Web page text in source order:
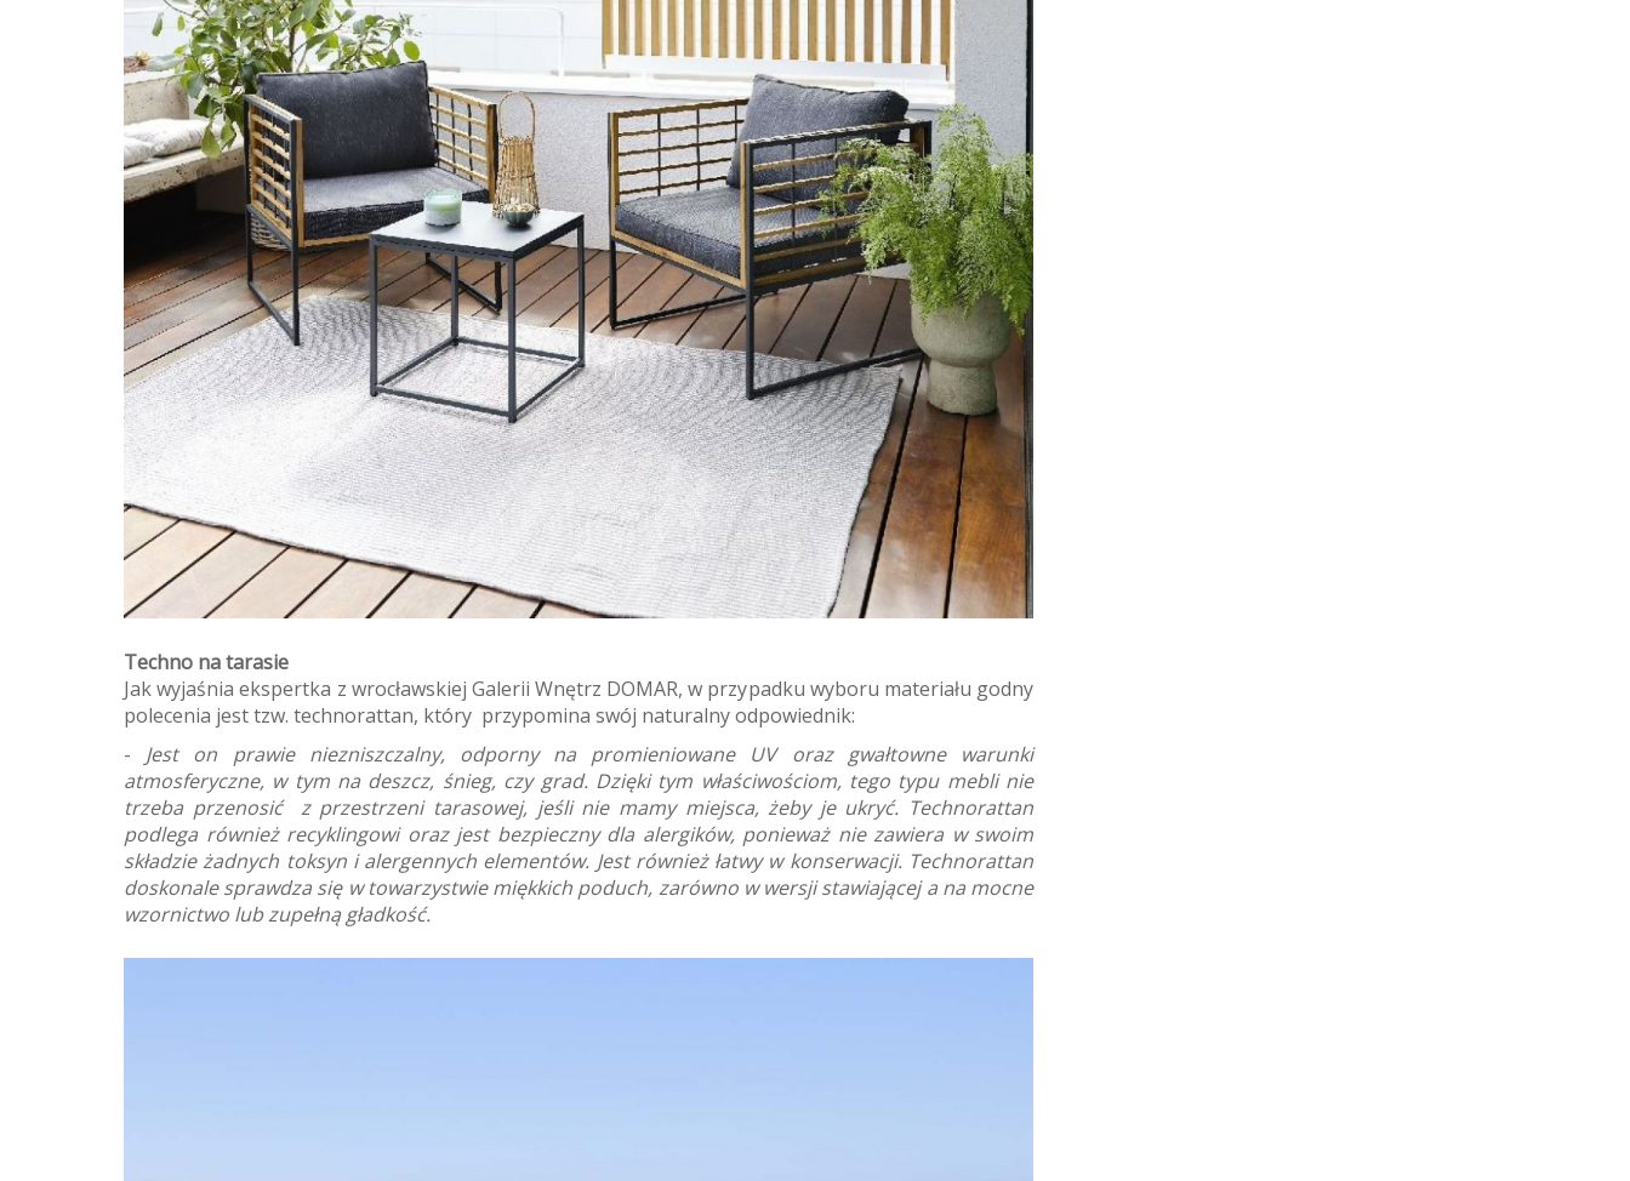
Techno na tarasie
Jak wyjaśnia ekspertka z wrocławskiej Galerii Wnętrz DOMAR, w przypadku wyboru materiału godny
polecenia jest tzw. technorattan, który przypomina swój naturalny odpowiednik:
- Jest on prawie niezniszczalny, odporny na promieniowane UV oraz gwałtowne warunki
atmosferyczne, w tym na deszcz, śnieg, czy grad. Dzięki tym właściwościom, tego typu mebli nie
trzeba przenosić z przestrzeni tarasowej, jeśli nie mamy miejsca, żeby je ukryć. Technorattan
podlega również recyklingowi oraz jest bezpieczny dla alergików, ponieważ nie zawiera w swoim
składzie żadnych toksyn i alergennych elementów. Jest również łatwy w konserwacji. Technorattan
doskonale sprawdza się w towarzystwie miękkich poduch, zarówno w wersji stawiającej a na mocne
wzornictwo lub zupełną gładkość.